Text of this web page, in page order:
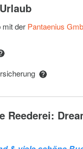
EUR (subject to
in den Marinas:
on nights spent
mit der Pantaenius
Reederei: